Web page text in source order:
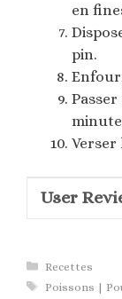
en
pin.
Verser
User
Catégories
Recettes
Étiquettes
Poissons |